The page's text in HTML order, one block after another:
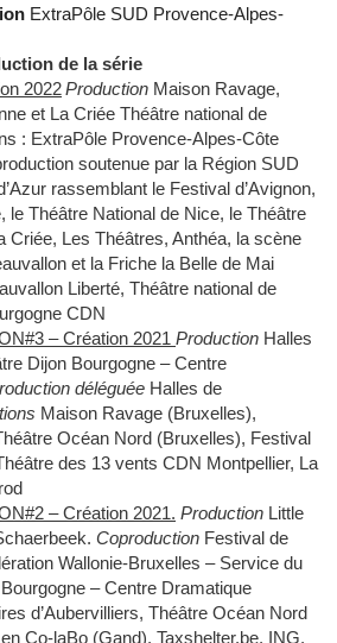
ExtraPôle SUD Provence-Alpes-
de la série
2022Production Maison Ravage,
et La Criée Théâtre national de
: ExtraPôle Provence-Alpes-Côte
soutenue par la Région SUD
rassemblant le Festival d’Avignon,
le Théâtre National de Nice, le Théâtre
Criée, Les Théâtres, Anthéa, la scène
et la Friche la Belle de Mai
Liberté, Théâtre national de
CDN
– Création 2021 Production Halles
Dijon Bourgogne – Centre
déléguée Halles de
Maison Ravage (Bruxelles),
Océan Nord (Bruxelles), Festival
des 13 vents CDN Montpellier, La
– Création 2021. Production Little
Coproduction Festival de
Wallonie-Bruxelles – Service du
– Centre Dramatique
d’Aubervilliers, Théâtre Océan Nord
Co-laBo (Gand), Taxshelter.be, ING,